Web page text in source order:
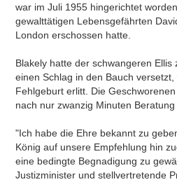
war im Juli 1955 hingerichtet
gewalttätigen Lebensgefährten
London erschossen hatte.
Blakely hatte der schwangeren Ellis
einen Schlag in den Bauch
Fehlgeburt erlitt. Die
nach nur zwanzig Minuten Beratung
"Ich habe die Ehre bekannt zu
König auf unsere Empfehlung hin
eine bedingte Begnadigung zu
Justizminister und stellvertretende